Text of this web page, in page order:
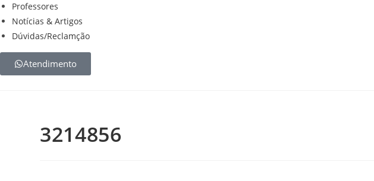
Professores
Notícias & Artigos
Dúvidas/Reclamção
Atendimento
3214856